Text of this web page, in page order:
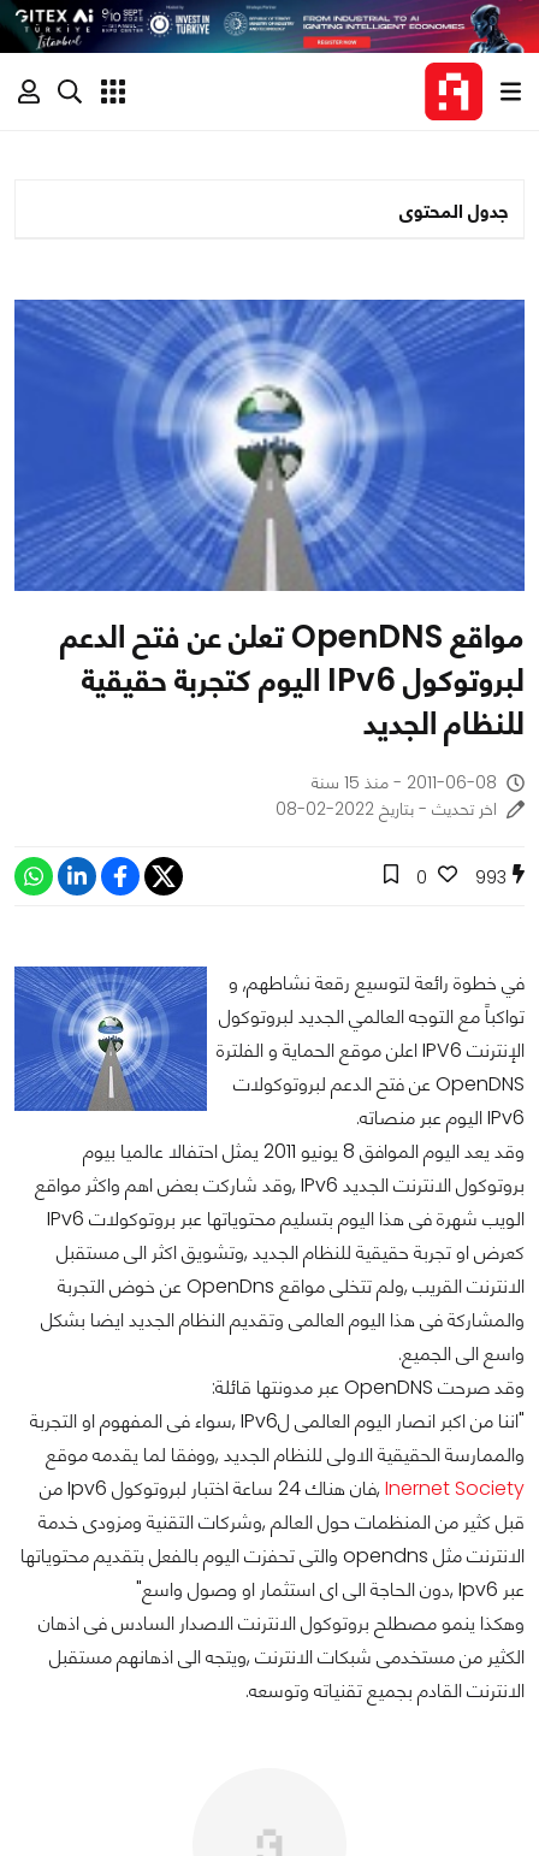
جدول المحتوى
مواقع OpenDNS تعلن عن فتح الدعم
لبروتوكول IPv6 اليوم كتجربة حقيقية
للنظام الجديد
2011-06-08 - منذ 15 سنة
اخر تحديث - بتاريخ 2022-02-08
993
0
في خطوة رائعة لتوسيع رقعة نشاطهم, و
تواكباً مع التوجه العالمي الجديد لبروتوكول
الإنترنت IPV6 اعلن موقع الحماية و الفلترة
OpenDNS عن فتح الدعم لبروتوكولات
IPv6 اليوم عبر منصاته.
وقد يعد اليوم الموافق 8 يونيو 2011 يمثل احتفالا عالميا بيوم
بروتوكول الانترنت الجديد IPv6 ,وقد شاركت بعض اهم واكثر مواقع
الويب شهرة فى هذا اليوم بتسليم محتوياتها عبر بروتوكولات IPv6
كعرض او تجربة حقيقية للنظام الجديد ,وتشويق اكثر الى مستقبل
الانترنت القريب ,ولم تتخلى مواقع OpenDns عن خوض التجربة
والمشاركة فى هذا اليوم العالمى وتقديم النظام الجديد ايضا بشكل
واسع الى الجميع.
وقد صرحت OpenDNS عبر مدونتها قائلة:
"اننا من اكبر انصار اليوم العالمى لIPv6 ,سواء فى المفهوم او التجربة
والممارسة الحقيقية الاولى للنظام الجديد ,ووفقا لما يقدمه موقع
Inernet Society
,فان هناك 24 ساعة اختبار لبروتوكول Ipv6 من
قبل كثير من المنظمات حول العالم ,وشركات التقنية ومزودى خدمة
الانترنت مثل opendns والتى تحفزت اليوم بالفعل بتقديم محتوياتها
عبر Ipv6 ,دون الحاجة الى اى استثمار او وصول واسع"
وهكذا ينمو مصطلح بروتوكول الانترنت الاصدار السادس فى اذهان
الكثير من مستخدمى شبكات الانترنت ,ويتجه الى اذهانهم مستقبل
الانترنت القادم بجميع تقنياته وتوسعه.